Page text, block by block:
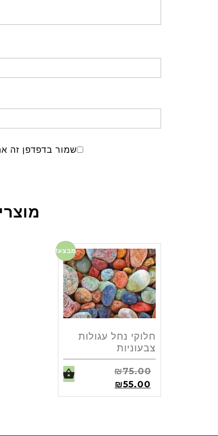
שמור בדפדפן זה
מבצע!
חלוקי נחל עגולות
צבעוניות
₪75.00
₪55.00